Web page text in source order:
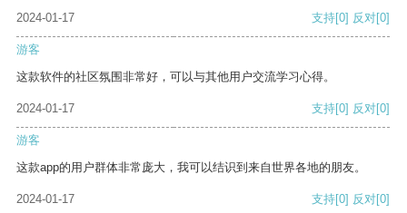
2024-01-17
支持[0] 反对[0]
游客
这款软件的社区氛围非常好，可以与其他用户交流学习心得。
2024-01-17 支持[0] 反对[0]
游客
这款app的用户群体非常庞大，我可以结识到来自世界各地的朋友。
2024-01-17 支持[0] 反对[0]